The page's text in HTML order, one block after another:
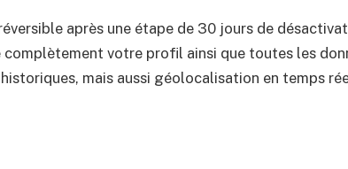
après une étape de 30 jours de
votre profil ainsi que toutes les
mais aussi géolocalisation en temps